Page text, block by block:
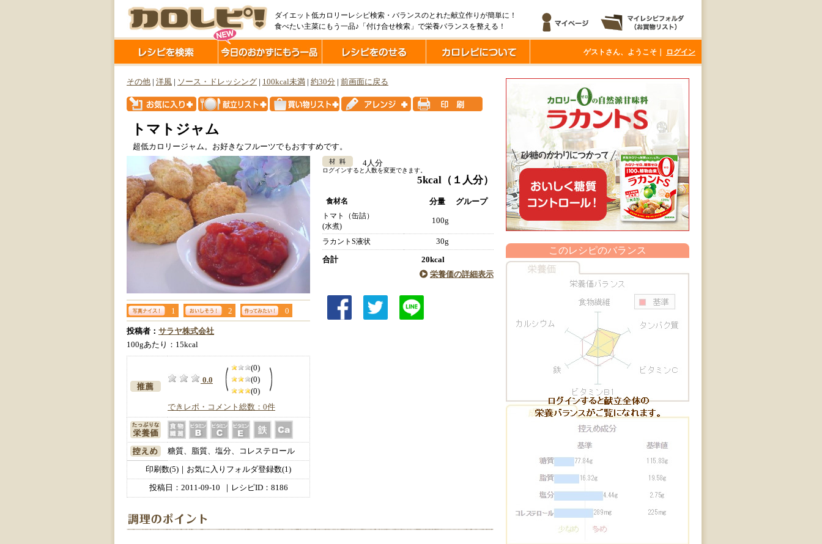
ダイエット低カロリーレシピ検索・バランスのとれた献立作りが簡単に！
食べたい主菜にもう一品♪「付け合せ検索」で栄養バランスを整える！
ゲストさん、ようこそ｜ ログイン
その他 洋風 ソース・ドレッシング 100kcal未満 約30分 前画面に戻る
トマトジャム
超低カロリージャム。お好きなフルーツでもおすすめです。
1 2 0
投稿者： サラヤ株式会社
100gあたり：15kcal
0.0
(0)
(0)
(0)
できレポ・コメント総数：0件
糖質、脂質、塩分、コレステロール
印刷数(5)｜お気に入りフォルダ登録数(1)
投稿日： 2011-09-10 ｜レシピID：8186
4人分
ログインすると人数を変更できます。
5kcal （１人分）
食材名 分量 グループ
トマト（缶詰）
(水煮)
100g
ラカントS液状 30g
合計
20kcal
栄養価の詳細表示
このレシピのバランス